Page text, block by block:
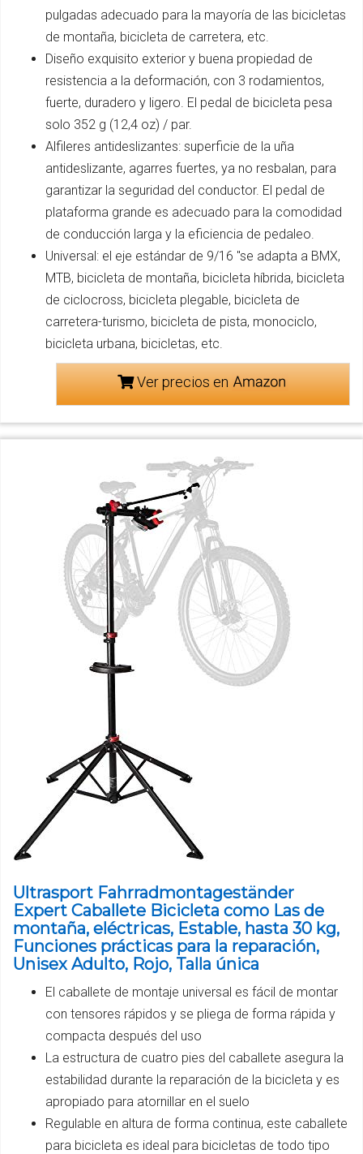
pulgadas adecuado para la mayoría de las bicicletas
de montaña, bicicleta de carretera, etc.
Diseño exquisito exterior y buena propiedad de
resistencia a la deformación, con 3 rodamientos,
fuerte, duradero y ligero. El pedal de bicicleta pesa
solo 352 g (12,4 oz) / par.
Alfileres antideslizantes: superficie de la uña
antideslizante, agarres fuertes, ya no resbalan, para
garantizar la seguridad del conductor. El pedal de
plataforma grande es adecuado para la comodidad
de conducción larga y la eficiencia de pedaleo.
Universal: el eje estándar de 9/16 "se adapta a BMX,
MTB, bicicleta de montaña, bicicleta híbrida, bicicleta
de ciclocross, bicicleta plegable, bicicleta de
carretera-turismo, bicicleta de pista, monociclo,
bicicleta urbana, bicicletas, etc.
Ver precios en
Ultrasport Fahrradmontageständer
Expert Caballete Bicicleta como Las de
montaña, eléctricas, Estable, hasta 30 kg,
Funciones prácticas para la reparación,
Unisex Adulto, Rojo, Talla única
El caballete de montaje universal es fácil de montar
con tensores rápidos y se pliega de forma rápida y
compacta después del uso
La estructura de cuatro pies del caballete asegura la
estabilidad durante la reparación de la bicicleta y es
apropiado para atornillar en el suelo
Regulable en altura de forma continua, este caballete
para bicicleta es ideal para bicicletas de todo tipo